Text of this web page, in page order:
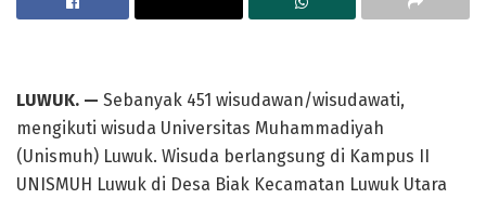
LUWUK. — Sebanyak 451 wisudawan/wisudawati,
mengikuti wisuda Universitas Muhammadiyah
(Unismuh) Luwuk. Wisuda berlangsung di Kampus II
UNISMUH Luwuk di Desa Biak Kecamatan Luwuk Utara